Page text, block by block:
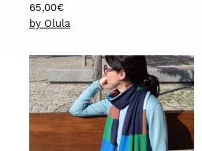
65,00€
by Olula